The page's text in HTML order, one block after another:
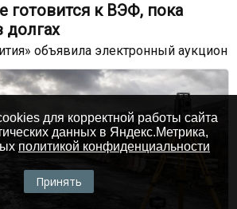
готовится к ВЭФ, пока
долгах
объявила электронный аукцион
для корректной работы сайта
данных в Яндекс.Метрика,
политикой конфиденциальности
Принять